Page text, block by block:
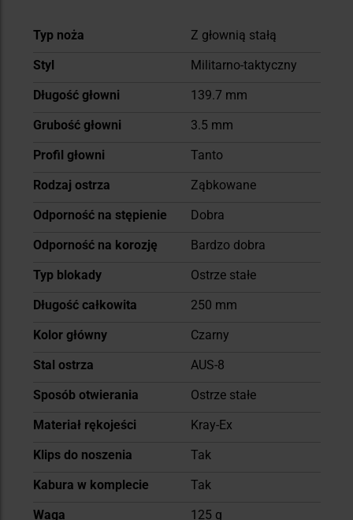
Więcej
Typ noża
Z głownią stałą
Styl
Militarno-taktyczny
Długość głowni
139.7 mm
Grubość głowni
3.5 mm
Profil głowni
Tanto
Rodzaj ostrza
Ząbkowane
Odporność na stępienie
Dobra
Odporność na korozję
Bardzo dobra
Typ blokady
Ostrze stałe
Długość całkowita
250 mm
Kolor główny
Czarny
Stal ostrza
AUS-8
Sposób otwierania
Ostrze stałe
Materiał rękojeści
Kray-Ex
Klips do noszenia
Tak
Kabura w komplecie
Tak
Waga
125 g